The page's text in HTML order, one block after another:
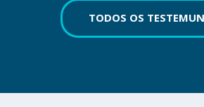
TODOS OS